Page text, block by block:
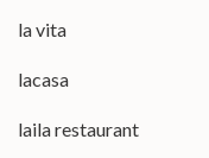
la vita
lacasa
laila restaurant